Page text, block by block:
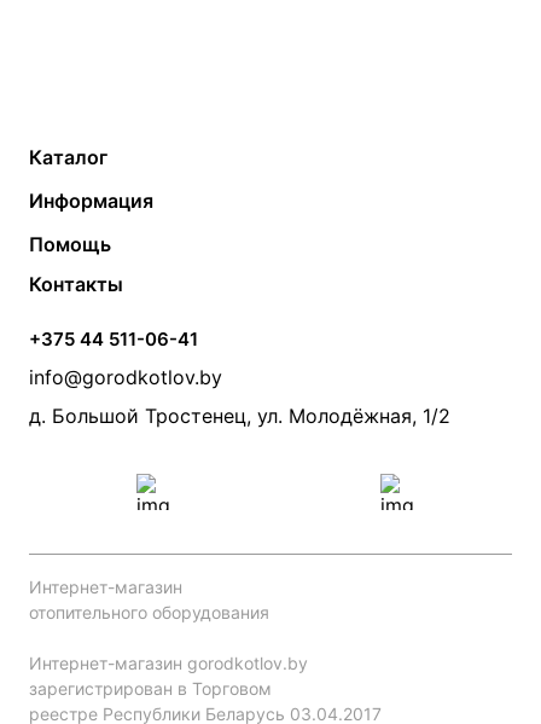
Каталог
Твердотопливные котлы
Электрические котлы
Банные печи
Камины и печи
Теплый пол
Радиаторы
Насосы
Дымоходы
Информация
Контакты
Статьи
Акции
Производители
Помощь
Монтаж систем отопления
Прайс по монтажу систем отопления
Проект систем отопления
Контакты
+375 44 511-06-41
info@gorodkotlov.by
д. Большой Тростенец, ул. Молодёжная, 1/2
Интернет-магазин
отопительного оборудования
Интернет-магазин gorodkotlov.by
зарегистрирован в Торговом
реестре Республики Беларусь 03.04.2017